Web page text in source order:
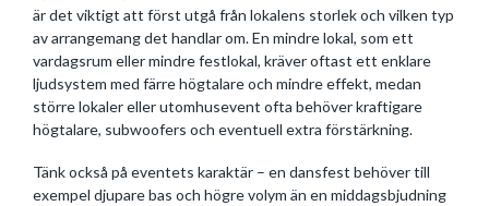
är det viktigt att först utgå från lokalens storlek och vilken typ
av arrangemang det handlar om. En mindre lokal, som ett
vardagsrum eller mindre festlokal, kräver oftast ett enklare
ljudsystem med färre högtalare och mindre effekt, medan
större lokaler eller utomhusevent ofta behöver kraftigare
högtalare, subwoofers och eventuell extra förstärkning.
Tänk också på eventets karaktär – en dansfest behöver till
exempel djupare bas och högre volym än en middagsbjudning